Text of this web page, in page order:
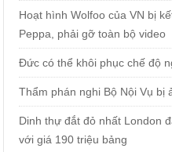
Hoạt hình Wolfoo của VN bị
Peppa, phải gỡ toàn bộ video
Đức có thể khôi phục chế độ
Thẩm phán nghi Bộ Nội Vụ bị
Dinh thự đắt đỏ nhất London
với giá 190 triệu bảng